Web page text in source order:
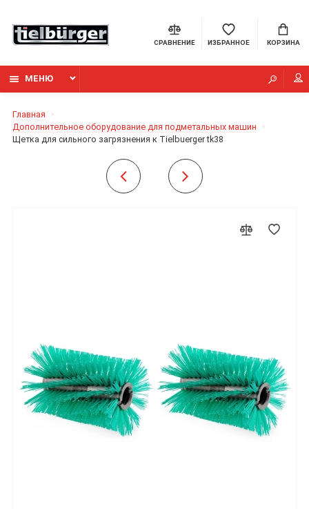
СРАВНЕНИЕ ИЗБРАННОЕ КОРЗИНА
МЕНЮ
Главная
Дополнительное оборудование для подметальных машин
Щетка для сильного загрязнения к Tielbuerger tk38